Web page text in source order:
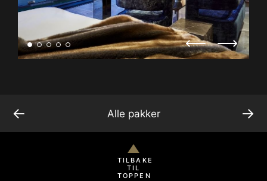
← →
Alle pakker
TILBAKE
TIL
TOPPEN